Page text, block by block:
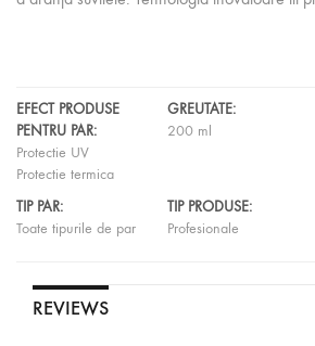
dupa coafari repetate. Folosit pe termen
sanatatea parului, protejeaza de caldura
Mod de utilizare
: se aplica pe parul umed
coafare. Livrare rapida!
EFECT PRODUSE
PENTRU PAR:
Protectie UV
Protectie termica
GREUTATE:
200 ml
TIP PAR:
Toate tipurile de par
TIP PRODUSE:
Profesionale
REVIEWS